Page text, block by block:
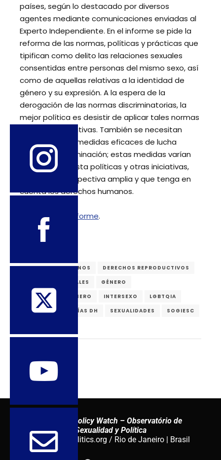
países, según lo destacado por diversos
agentes mediante comunicaciones enviadas al
Experto Independiente. En el informe se pide la
reforma de las normas, políticas y prácticas que
tipifican como delito las relaciones sexuales
consentidas entre personas del mismo sexo, así
como de aquellas relativas a la identidad de
género y su expresión. A la espera de la
derogación de las normas discriminatorias, la
mejor política es desistir de aplicar tales normas
y políticas negativas. También se necesitan
urgentemente medidas eficaces de lucha
contra la discriminación; estas medidas varían
desde leyes hasta políticas y otras iniciativas,
desde una perspectiva amplia y que tenga en
cuenta los derechos humanos.
Descargue el informe.
DERECHOS HUMANOS
DERECHOS REPRODUCTIVOS
DERECHOS SEXUALES
GÉNERO
IGUALDAD DE GÉNERO
INTERSEXO
LGBTQIA
ONU
RELATORÍAS DH SEXUALIDADES SOGIESC
Sexuality Policy Watch – Observatório de
Sexualidad y Política
admin@sxpolitics.org / Rio de Janeiro | Brasil